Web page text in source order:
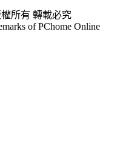
所有 轉載必究
of PChome Online